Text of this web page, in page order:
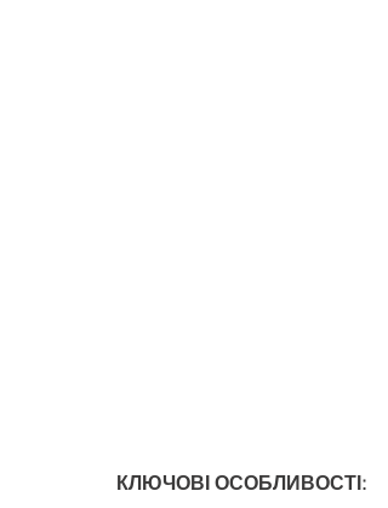
КЛЮЧОВІ ОСОБЛИВОСТІ: